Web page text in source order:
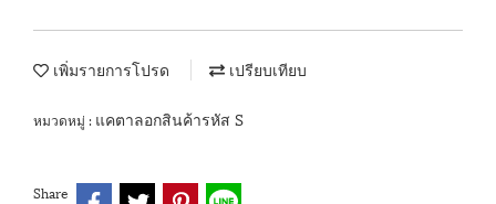
เพิ่มรายการโปรด เปรียบเทียบ
หมวดหมู่ : แคตาลอกสินค้ารหัส S
Share